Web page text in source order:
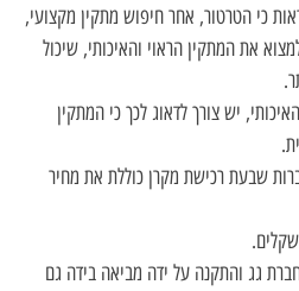
כי הטרטור, אחר חיפוש מתקין מקצועי,
את המתקין הראוי והאיכותי, שיכול
יש צורך לדאוג לכך כי המתקין
שבעת רכישת מקרן כוללת את מחיר
גג והתקנה על ידה מביאה בידה גם